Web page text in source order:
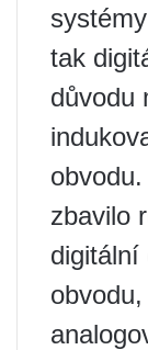
tak
důvodu
zbavilo